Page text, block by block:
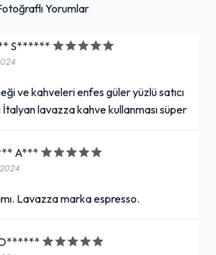
Yorumlar
S******
ve kahveleri enfes güler yüzlü satıcı
lavazza kahve kullanması süper
A***
Lavazza marka espresso.